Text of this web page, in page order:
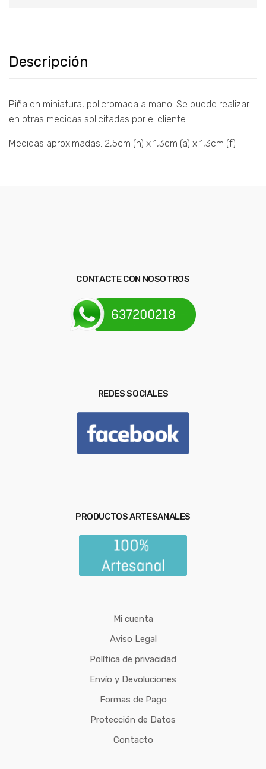
Descripción
Piña en miniatura, policromada a mano. Se puede realizar
en otras medidas solicitadas por el cliente.
Medidas aproximadas: 2,5cm (h) x 1,3cm (a) x 1,3cm (f)
CONTACTE CON NOSOTROS
REDES SOCIALES
PRODUCTOS ARTESANALES
Mi cuenta
Aviso Legal
Política de privacidad
Envío y Devoluciones
Formas de Pago
Protección de Datos
Contacto